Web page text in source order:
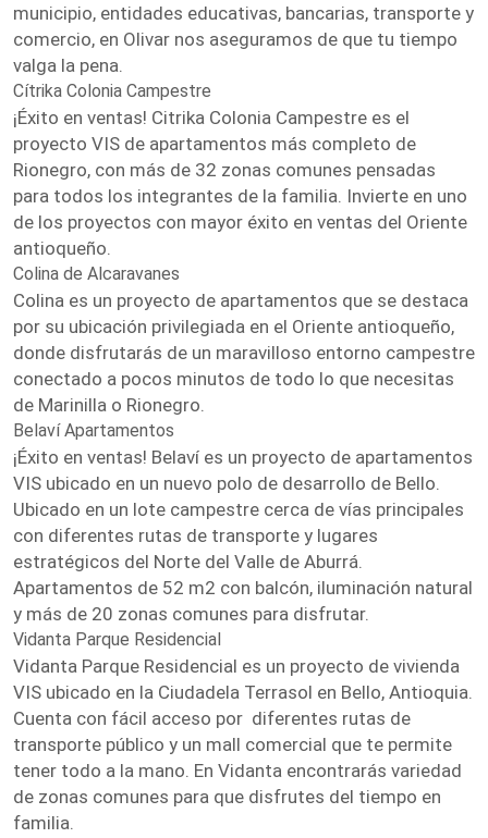
municipio, entidades educativas, bancarias, transporte y
comercio, en Olivar nos aseguramos de que tu tiempo
valga la pena.
Cítrika Colonia Campestre
¡Éxito en ventas! Citrika Colonia Campestre es el
proyecto VIS de apartamentos más completo de
Rionegro, con más de 32 zonas comunes pensadas
para todos los integrantes de la familia. Invierte en uno
de los proyectos con mayor éxito en ventas del Oriente
antioqueño.
Colina de Alcaravanes
Colina es un proyecto de apartamentos que se destaca
por su ubicación privilegiada en el Oriente antioqueño,
donde disfrutarás de un maravilloso entorno campestre
conectado a pocos minutos de todo lo que necesitas
de Marinilla o Rionegro.
Belaví Apartamentos
¡Éxito en ventas! Belaví es un proyecto de apartamentos
VIS ubicado en un nuevo polo de desarrollo de Bello.
Ubicado en un lote campestre cerca de vías principales
con diferentes rutas de transporte y lugares
estratégicos del Norte del Valle de Aburrá.
Apartamentos de 52 m2 con balcón, iluminación natural
y más de 20 zonas comunes para disfrutar.
Vidanta Parque Residencial
Vidanta Parque Residencial es un proyecto de vivienda
VIS ubicado en la Ciudadela Terrasol en Bello, Antioquia.
Cuenta con fácil acceso por diferentes rutas de
transporte público y un mall comercial que te permite
tener todo a la mano. En Vidanta encontrarás variedad
de zonas comunes para que disfrutes del tiempo en
familia.